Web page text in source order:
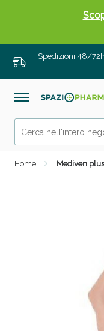
Spedizioni 48/
Home Mediven
Drenanti e